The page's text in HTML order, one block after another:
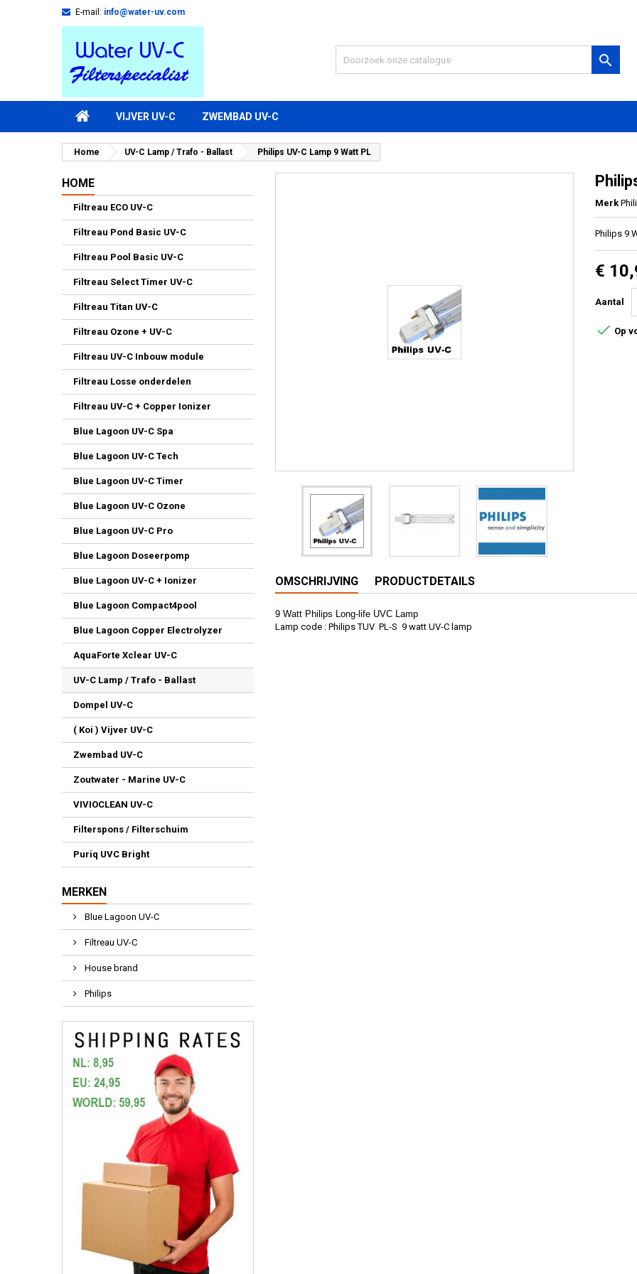
E-mail: info@water-uv.com

VIJVER UV-C ZWEMBAD UV-C
Home UV-C Lamp / Trafo - Ballast Philips UV-C Lamp 9 Watt PL
HOME
Filtreau ECO UV-C
Filtreau Pond Basic UV-C
Filtreau Pool Basic UV-C
Filtreau Select Timer UV-C
Filtreau Titan UV-C
Filtreau Ozone + UV-C
Filtreau UV-C Inbouw module
Filtreau Losse onderdelen
Filtreau UV-C + Copper Ionizer
Blue Lagoon UV-C Spa
Blue Lagoon UV-C Tech
Blue Lagoon UV-C Timer
Blue Lagoon UV-C Ozone
Blue Lagoon UV-C Pro
Blue Lagoon Doseerpomp
Blue Lagoon UV-C + Ionizer
Blue Lagoon Compact4pool
Blue Lagoon Copper Electrolyzer
AquaForte Xclear UV-C
UV-C Lamp / Trafo - Ballast
Dompel UV-C
( Koi ) Vijver UV-C
Zwembad UV-C
Zoutwater - Marine UV-C
VIVIOCLEAN UV-C
Filterspons / Filterschuim
Puriq UVC Bright
MERKEN
Blue Lagoon UV-C
Filtreau UV-C
House brand
Philips
Merk
Philips 9
€
Aantal
 Op
OMSCHRIJVING PRODUCTDETAILS
9 Watt Philips Long-life UVC Lamp
Lamp code : Philips TUV PL-S 9 watt UV-C lamp